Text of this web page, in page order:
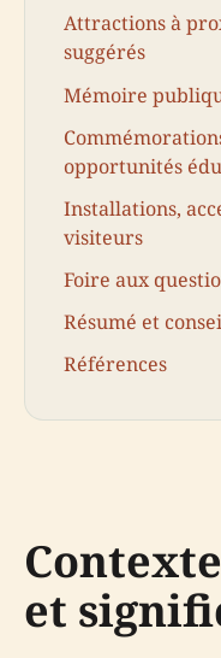
Attractions à
suggérés
Mémoire
opportunités
Installations,
visiteurs
Foire aux
Résumé et
Références
et